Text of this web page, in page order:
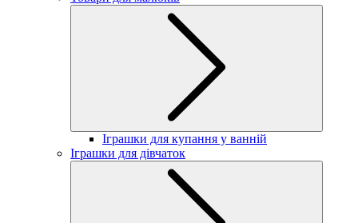
Іграшки для купання у ванній
Іграшки для дівчаток